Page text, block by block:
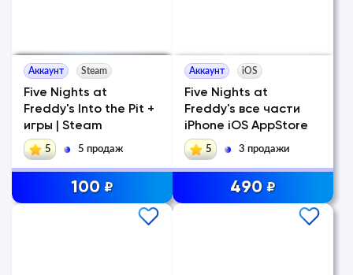
Аккаунт Steam
Five Nights at
Freddy's Into the Pit +
игры | Steam
5 5 продаж
100 ₽
Аккаунт iOS
Five Nights at
Freddy's все части
iPhone iOS AppStore
5 3 продажи
490 ₽